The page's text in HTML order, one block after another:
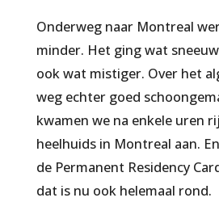
Onderweg naar Montreal
minder. Het ging wat
ook wat mistiger. Over het
weg echter goed
kwamen we na enkele uren
heelhuids in Montreal aan.
de Permanent Residency
dat is nu ook helemaal rond.